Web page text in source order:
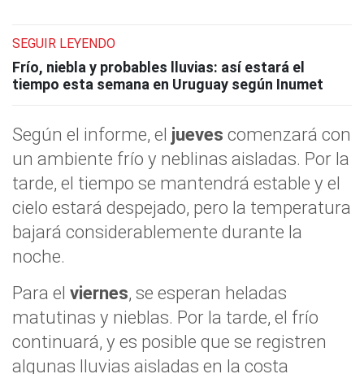
SEGUIR LEYENDO
Frío, niebla y probables lluvias: así estará el
tiempo esta semana en Uruguay según Inumet
Según el informe, el jueves comenzará con
un ambiente frío y neblinas aisladas. Por la
tarde, el tiempo se mantendrá estable y el
cielo estará despejado, pero la temperatura
bajará considerablemente durante la
noche.
Para el viernes, se esperan heladas
matutinas y nieblas. Por la tarde, el frío
continuará, y es posible que se registren
algunas lluvias aisladas en la costa